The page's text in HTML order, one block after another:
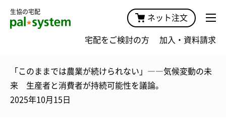
生協の宅配
ネット注文
宅配をご検討の方 加入・資料請求
「このままでは農業が続けられない」――気候変動の未
来 生産者と消費者が持続可能性を議論。
2025年10月15日